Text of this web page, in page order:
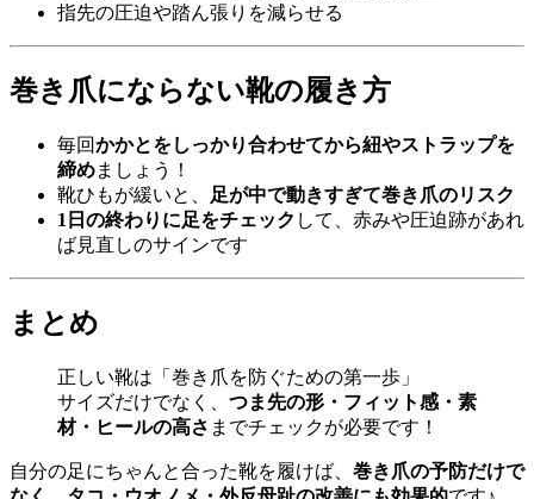
指先の圧迫や踏ん張りを減らせる
巻き爪にならない靴の履き方
毎回かかとをしっかり合わせてから紐やストラップを
締めましょう！
靴ひもが緩いと、
足が中で動きすぎて巻き爪のリスク
1日の終わりに足をチェック して、赤みや圧迫跡があれ
ば見直しのサインです
まとめ
正しい靴は「巻き爪を防ぐための第一歩」
サイズだけでなく、 つま先の形・フィット感・素
材・ヒールの高さ までチェックが必要です！
自分の足にちゃんと合った靴を履けば、 巻き爪の予防だけで